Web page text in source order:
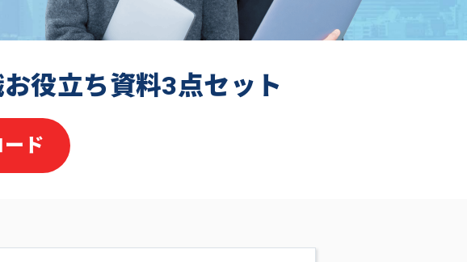
役立ち資料3点セット
ド